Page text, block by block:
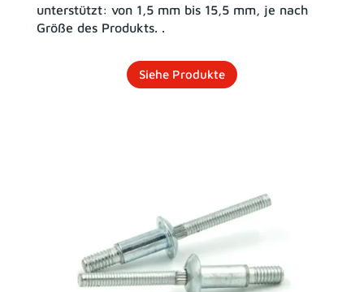
unterstützt: von 1,5 mm bis 15,5 mm, je nach
Größe des Produkts. .
Siehe Produkte